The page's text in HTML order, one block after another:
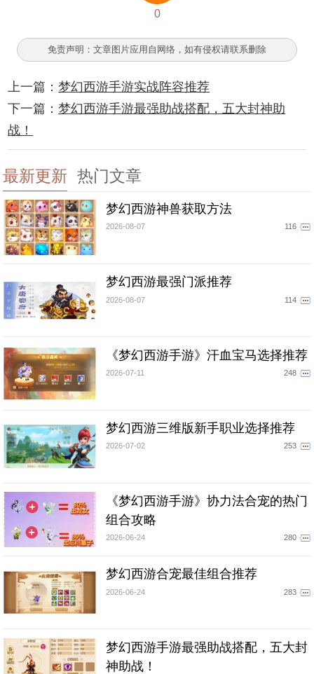
0
免责声明：文章图片应用自网络，如有侵权请联系删除
上一篇：梦幻西游手游实战阵容推荐
下一篇：梦幻西游手游最强助战搭配，五大封神助
战！
最新更新 热门文章
梦幻西游神兽获取方法
2026-08-07 116
梦幻西游最强门派推荐
2026-08-07 114
《梦幻西游手游》汗血宝马选择推荐
2026-07-11 248
梦幻西游三维版新手职业选择推荐
2026-07-02 253
《梦幻西游手游》协力法合宠的热门
组合攻略
2026-06-24 280
梦幻西游合宠最佳组合推荐
2026-06-24 283
梦幻西游手游最强助战搭配，五大封
神助战！